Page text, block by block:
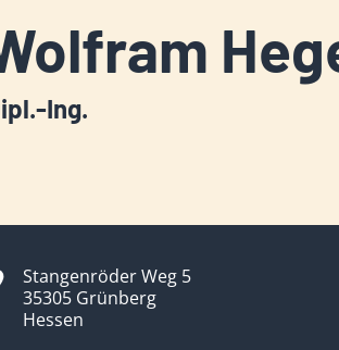
Ing.
Stangenröder Weg 5
35305 Grünberg
Hessen